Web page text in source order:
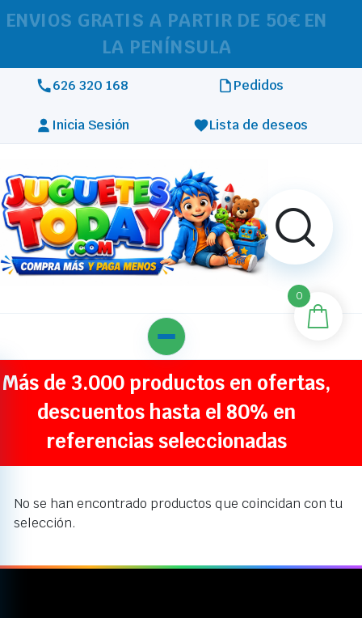
REALIZAMOS ENVÍOS A TODA
EUROPA
626 320 168 Pedidos
Inicia Sesión Lista de deseos
Más de 3.000 productos en ofertas,
descuentos hasta el 80% en
referencias seleccionadas
No se han encontrado productos que coincidan con tu
selección.
0